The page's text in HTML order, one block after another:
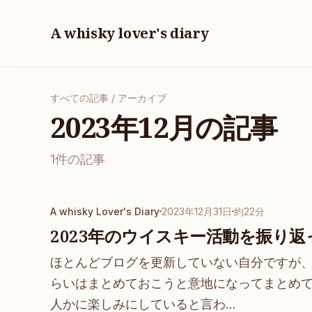
A whisky lover's diary
すべての記事 / アーカイブ
2023年12月の記事
1件の記事
A whisky Lover's Diary 2023年12月31日 約22分
2023年のウイスキー活動を振り返
ほとんどブログを更新していない自分ですが
らいはまとめておこうと意地になってまとめ
人かに楽しみにしていると言わ…